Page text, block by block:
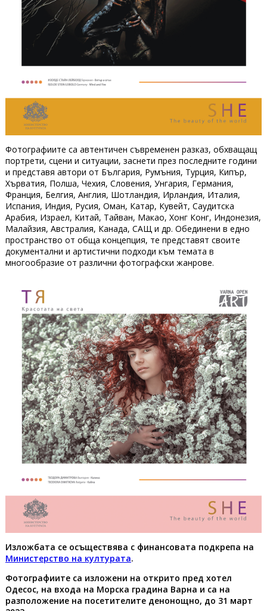
Фотографиите са автентичен съвременен разказ, обхващащ
портрети, сцени и ситуации, заснети през последните години
и представя автори от България, Румъния, Турция, Кипър,
Хърватия, Полша, Чехия, Словения, Унгария, Германия,
Франция, Белгия, Англия, Шотландия, Ирландия, Италия,
Испания, Индия, Русия, Оман, Катар, Кувейт, Саудитска
Арабия, Израел, Китай, Тайван, Макао, Хонг Конг, Индонезия,
Малайзия, Австралия, Канада, САЩ и др. Обединени в едно
пространство от обща концепция, те представят своите
документални и артистични подходи към темата в
многообразие от различни фотографски жанрове.
Изложбата се осъществява с финансовата подкрепа на
Министерство на културата.
Фотографиите са изложени на открито пред хотел
Одесос, на входа на Морска градина Варна и са на
разположение на посетителите денонощно, до 31 март